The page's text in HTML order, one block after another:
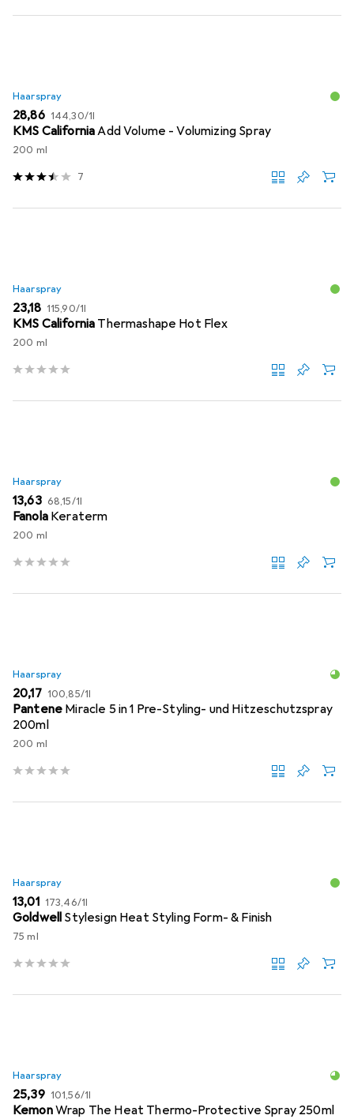
Haarspray
EUR
28,86 EUR
144,30/1l
KMS CaliforniaAdd Volume - Volumizing Spray
200 ml
7
Haarspray
EUR
23,18 EUR
115,90/1l
KMS California Thermashape Hot Flex
200 ml
Haarspray
EUR
13,63 EUR
68,15/1l
Fanola Keraterm
200 ml
Haarspray
EUR
20,17 EUR
100,85/1l
Pantene Miracle 5 in 1 Pre-Styling- und Hitzeschutzspray
200ml
200 ml
Haarspray
EUR
13,01 EUR
173,46/1l
Goldwell Stylesign Heat Styling Form- & Finish
75 ml
Haarspray
EUR
25,39 EUR
101,56/1l
KemonWrap The Heat Thermo-Protective Spray 250ml